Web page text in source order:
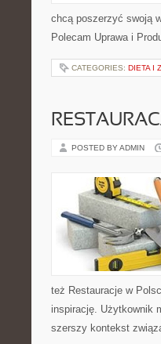
chcą poszerzyć swoją
Polecam Uprawa i
CATEGORIES: DIETA I
POSTED BY ADMIN
też Restauracje w
inspirację. Użytkownik
szerszy kontekst